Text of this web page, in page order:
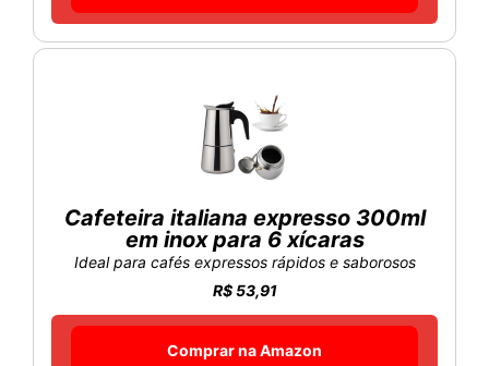
Cafeteira italiana expresso 300ml
em inox para 6 xícaras
Ideal para cafés expressos rápidos e saborosos
R$ 53,91
Comprar na Amazon